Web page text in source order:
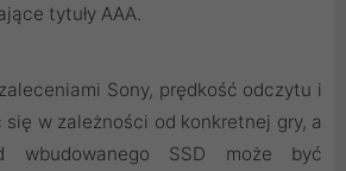
tytuły AAA.
Sony, prędkość odczytu i
się w zależności od konkretnej gry, a
wbudowanego SSD może być